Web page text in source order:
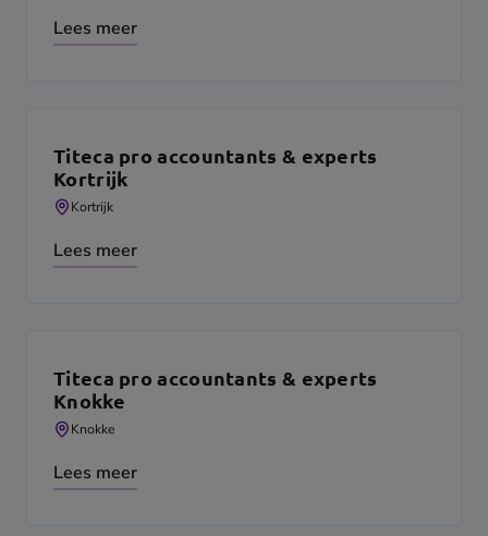
Lees meer
Titeca pro accountants & experts
Kortrijk
Kortrijk
Lees meer
Titeca pro accountants & experts
Knokke
Knokke
Lees meer